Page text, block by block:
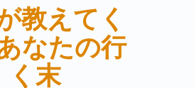
教えてく
なたの行
く末